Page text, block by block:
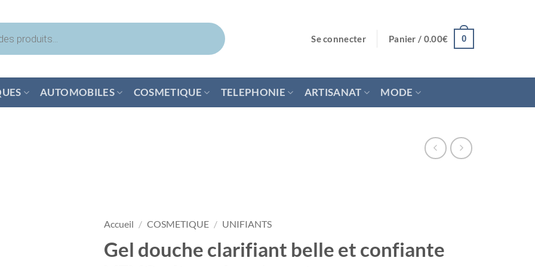
Se connecter Panier / 0.00€ 0
AUTOMOBILES COSMETIQUE TELEPHONIE ARTISANAT MODE
Accueil / COSMETIQUE / UNIFIANTS
Gel douche clarifiant belle et confiante